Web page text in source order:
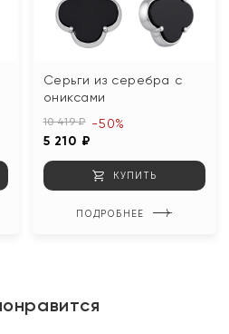
Серьги из серебра с
ониксами
10 419 ₽
5 210 ₽
-50%
КУПИТЬ
ПОДРОБНЕЕ